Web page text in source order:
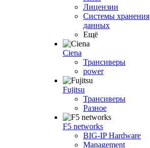
Лицензии
Системы хранения
данных
Ещё
Ciena
Трансиверы
power
Fujitsu
Трансиверы
Разное
F5 networks
BIG-IP Hardware
Management